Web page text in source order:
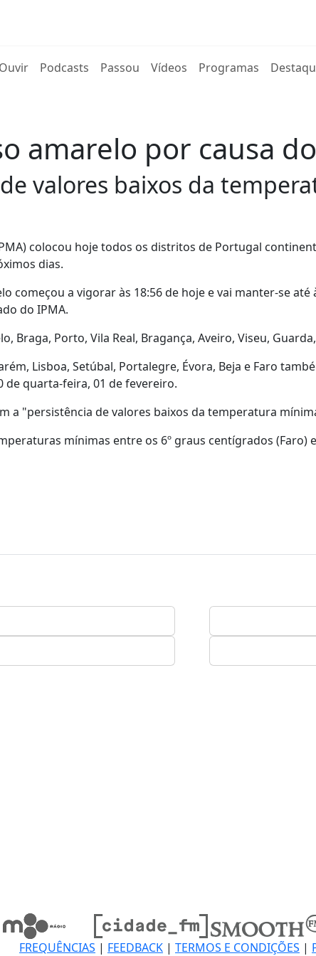
Ouvir(current)
Podcasts Passou Vídeos Programas
amarelo por causa
valores baixos da
colocou hoje todos os distritos de Portugal
dias.
começou a vigorar às 18:56 de hoje e vai manter-se até
do IPMA.
Braga, Porto, Vila Real, Bragança, Aveiro, Viseu,
Lisboa, Setúbal, Portalegre, Évora, Beja e Faro
de quarta-feira, 01 de fevereiro.
a "persistência de valores baixos da temperatura
mínimas entre os 6º graus centígrados (Faro)
FREQUÊNCIAS | FEEDBACK | TERMOS E CONDIÇÕES |